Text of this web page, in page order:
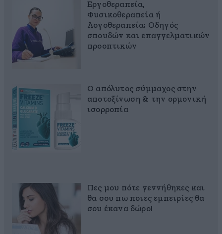
Εργοθεραπεία,
Φυσικοθεραπεία ή
Λογοθεραπεία; Οδηγός
σπουδών και επαγγελματικών
προοπτικών
Ο απόλυτος σύμμαχος στην
αποτοξίνωση & την ορμονική
ισορροπία
Πες μου πότε γεννήθηκες και
θα σου πω ποιες εμπειρίες θα
σου έκανα δώρο!